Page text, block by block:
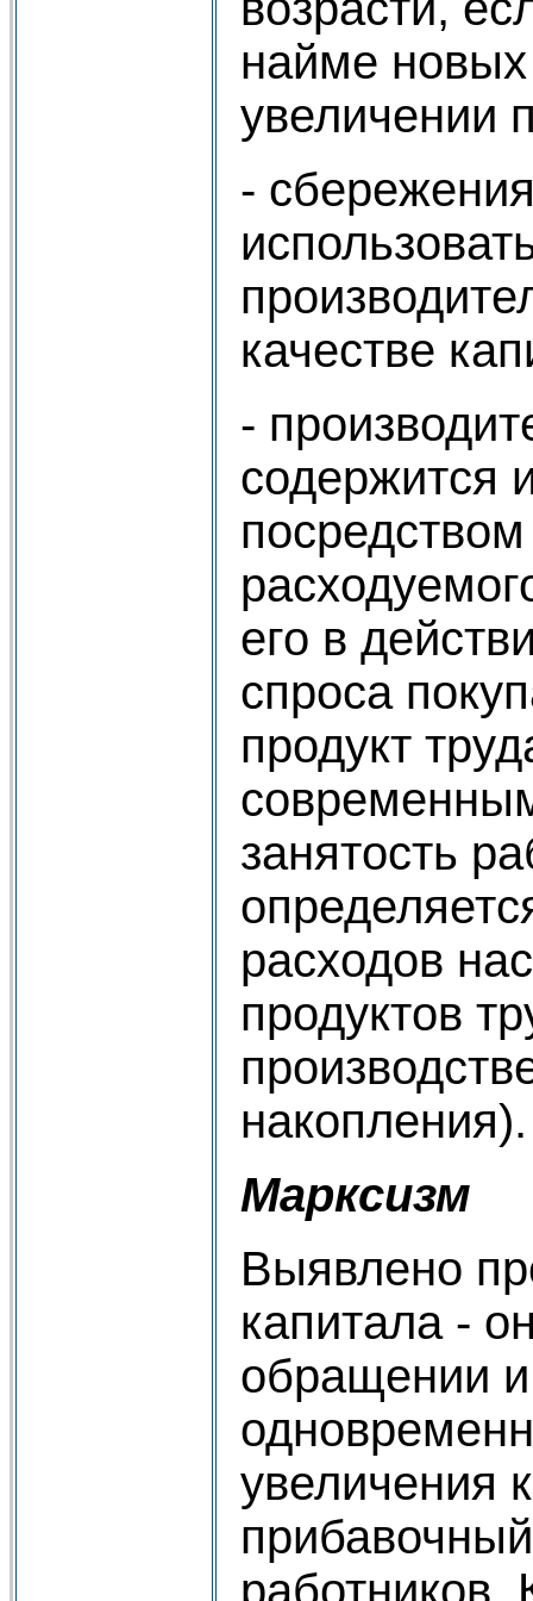
найме
увеличении
-
качестве
-
содержится
его в
спроса
продукт
занятость
расходов
продуктов
накопления).
Марксизм
Выявлено
капитала -
обращении и
увеличения
работников.